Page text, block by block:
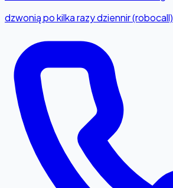
dzwonią po kilka razy dziennir (robocall)